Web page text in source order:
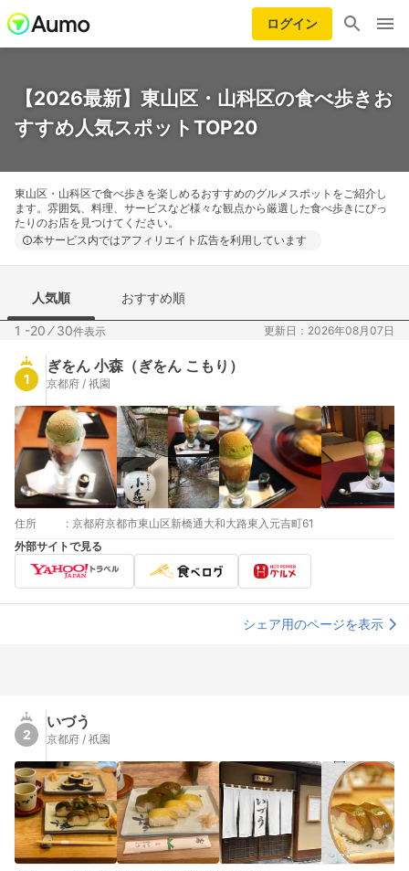
ログイン
【2026最新】東山区・山科区の食べ歩きお
すすめ人気スポットTOP20
東山区・山科区で食べ歩きを楽しめるおすすめのグルメスポットをご紹介し
ます。雰囲気、料理、サービスなど様々な観点から厳選した食べ歩きにぴっ
たりのお店を見つけてください。
本サービス内ではアフィリエイト広告を利用しています
人気順 おすすめ順
1 -20 ⁄30件表示 更新日：2026年08月07日
1
ぎをん 小森（ぎをん こもり）
京都府 / 祇園
住所 : 京都府京都市東山区新橋通大和大路東入元吉町61
外部サイトで見る
シェア用のページを表示
2
いづう
京都府 / 祇園